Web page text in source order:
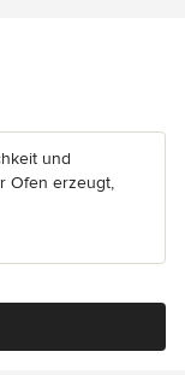
und
Ofen erzeugt,